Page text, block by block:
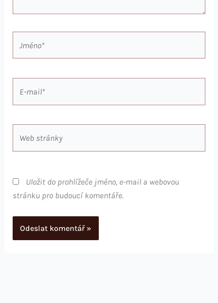
Uložit do prohlížeče jméno, e-mail a webovou
stránku pro budoucí komentáře.